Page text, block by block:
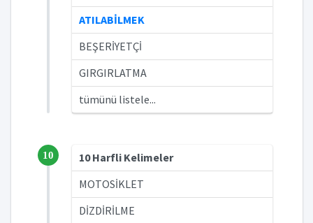
ATILABİLMEK
BEŞERİYETÇİ
GIRGIRLATMA
tümünü listele...
10
10 Harfli Kelimeler
MOTOSİKLET
DİZDİRİLME